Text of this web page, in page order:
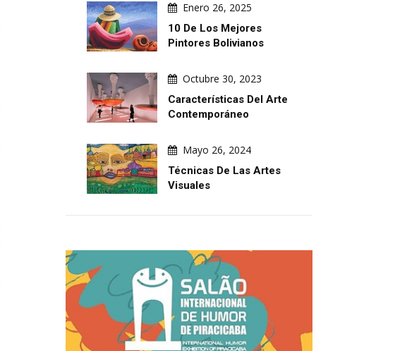
Enero 26, 2025
10 De Los Mejores
Pintores Bolivianos
Octubre 30, 2023
Características Del Arte
Contemporáneo
Mayo 26, 2024
Técnicas De Las Artes
Visuales